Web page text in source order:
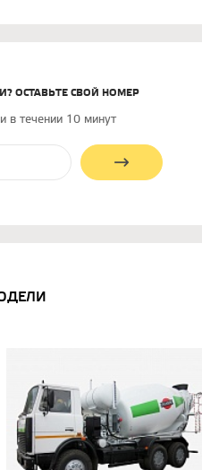
ОСТАВЬТЕ СВОЙ НОМЕР
в течении 10 минут